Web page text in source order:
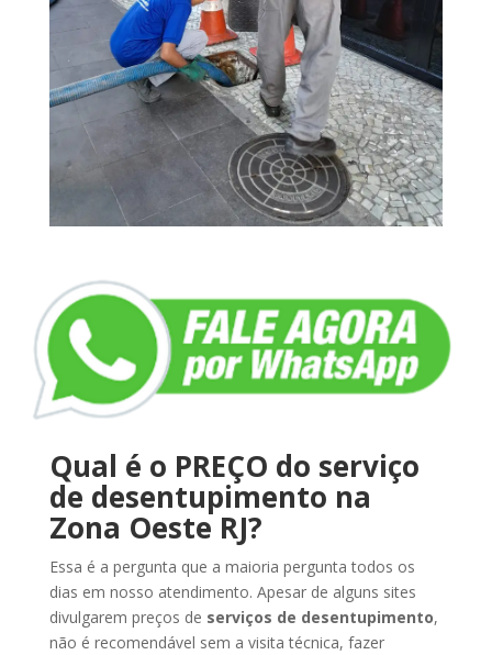
Qual é o PREÇO do serviço
de desentupimento na
Zona Oeste RJ?
Essa é a pergunta que a maioria pergunta todos os
dias em nosso atendimento. Apesar de alguns sites
divulgarem preços de serviços de desentupimento,
não é recomendável sem a visita técnica, fazer